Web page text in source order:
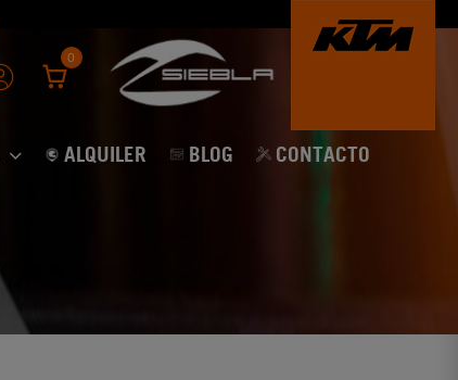
0
ALQUILER BLOG CONTACTO